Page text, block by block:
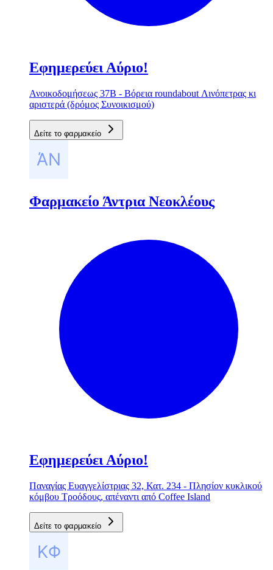
Εφημερεύει Αύριο!
Ανοικοδομήσεως 37Β - Βόρεια roundabout Λινόπετρας κι
αριστερά (δρόμος Συνοικισμού)
Δείτε το φαρμακείο
Φαρμακείο Άντρια Νεοκλέους
Εφημερεύει Αύριο!
Παναγίας Ευαγγελίστριας 32, Κατ. 234 - Πλησίον κυκλικού
κόμβου Τροόδους, απέναντι από Coffee Island
Δείτε το φαρμακείο